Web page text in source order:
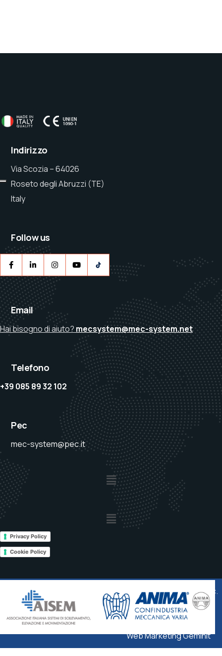
Indirizzo
Via Scozia – 64026
Roseto degli Abruzzi (TE)
Italy
Follow us
Email
Hai bisogno di aiuto? mecsystem@mec-system.net
Telefono
+39 085 89 32 102
Pec
mec-system@pec.it
Privacy Policy
Cookie Policy
© 2025MEC SYSTEM Srl
– PIVA IT 01546400670 – Cap. Soc.
Euro 1.560.000 i.v. –Privacy & Cookie
Web Marketing Geminit